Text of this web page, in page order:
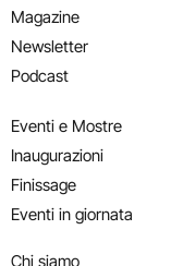
Magazine
Newsletter
Podcast
Eventi e Mostre
Inaugurazioni
Finissage
Eventi in giornata
Chi siamo